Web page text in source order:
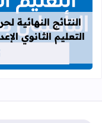
النتائج
التعليم الثانوي